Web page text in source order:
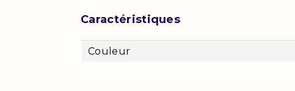
Caractéristiques
Couleur